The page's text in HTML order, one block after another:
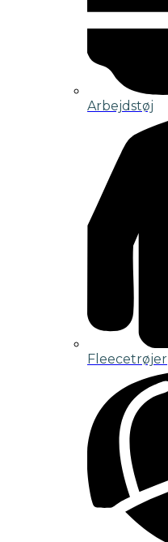
Arbejdstøj
Fleecetrøjer